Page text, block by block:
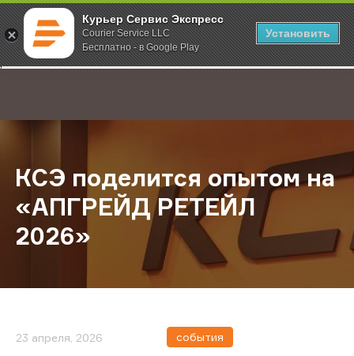
Курьер Сервис Экспресс
Courier Service LLC
Бесплатно - в Google Play
Установить
;
Главная О компании Новости КСЭ поделится опытом на
КСЭ поделится опытом на
«АПГРЕЙД РЕТЕЙЛ
2026»
23 апреля, 2026 события